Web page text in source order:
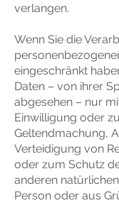
verlangen.
Wenn Sie die
eingeschränkt
Daten – von ihrer
abgesehen – nur
Einwilligung oder
Geltendmachung,
Verteidigung von
oder zum Schutz
anderen
Person oder aus